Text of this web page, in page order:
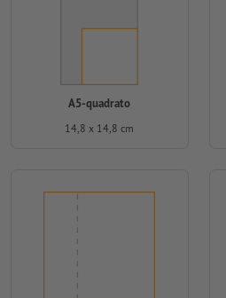
A5-quadrato
14,8 x 14,8 cm